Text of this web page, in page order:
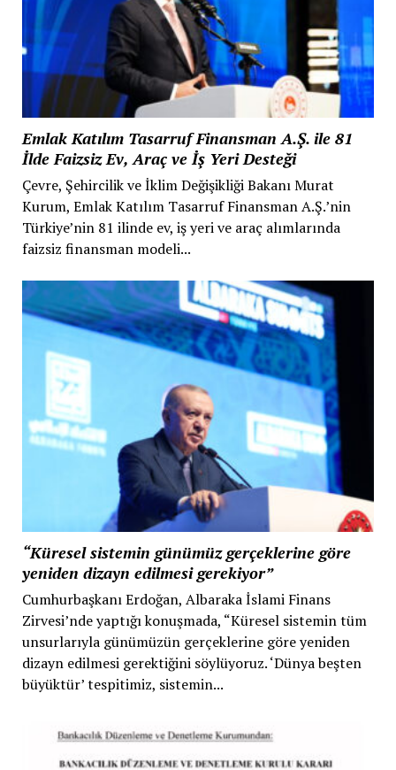
Emlak Katılım Tasarruf Finansman A.Ş. ile 81
İlde Faizsiz Ev, Araç ve İş Yeri Desteği
Çevre, Şehircilik ve İklim Değişikliği Bakanı Murat
Kurum, Emlak Katılım Tasarruf Finansman A.Ş.’nin
Türkiye’nin 81 ilinde ev, iş yeri ve araç alımlarında
faizsiz finansman modeli...
“Küresel sistemin günümüz gerçeklerine göre
yeniden dizayn edilmesi gerekiyor”
Cumhurbaşkanı Erdoğan, Albaraka İslami Finans
Zirvesi’nde yaptığı konuşmada, “Küresel sistemin tüm
unsurlarıyla günümüzün gerçeklerine göre yeniden
dizayn edilmesi gerektiğini söylüyoruz. ‘Dünya beşten
büyüktür’ tespitimiz, sistemin...